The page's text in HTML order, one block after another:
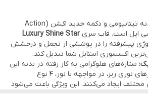
آیفون ۱۵ پرو مکس با بدنه تیتانیومی و دکمه جدید اکشن (Action
Luxury Shine Star
پیشرفته را در پوششی از تجمل و درخشش
اکسسوری استایل شما تبدیل کند.
ستاره‌های هلوگرامی به کار رفته در بدنه این
قاب، با استفاده از منشورهای نوری ریز، در مواجهه با نور، ۴ نوع
مختلف ایجاد می‌کنند. این ویژگی باعث می‌شود